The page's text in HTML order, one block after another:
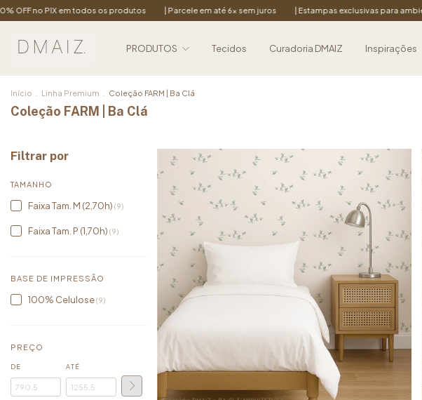
todos os produtos | Parcele em até 6x sem juros | Estampas exclusivas para ambientes acolhedores
PRODUTOS Tecidos Curadoria DMAIZ Inspirações
Início Linha Premium Coleção FARM | Ba Clá
Coleção FARM | Ba Clá
Filtrar por
TAMANHO
Faixa Tam. M (2,70h) (9)
Faixa Tam. P (1,70h) (9)
BASE DE IMPRESSÃO
100% Celulose(9)
PREÇO
DE ATÉ